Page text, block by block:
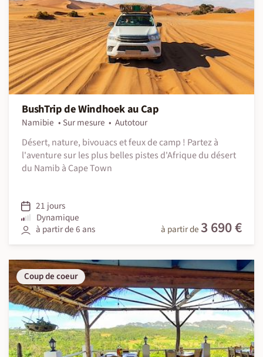
BushTrip de Windhoek au Cap
Namibie Sur mesure
Autotour
Désert, nature, bivouacs et feux de camp ! Partez à
l'aventure sur les plus belles pistes d'Afrique du désert
du Namib à Cape Town
21 jours
Dynamique
à partir de 6 ans
à partir de 3 690 €
Coup de coeur